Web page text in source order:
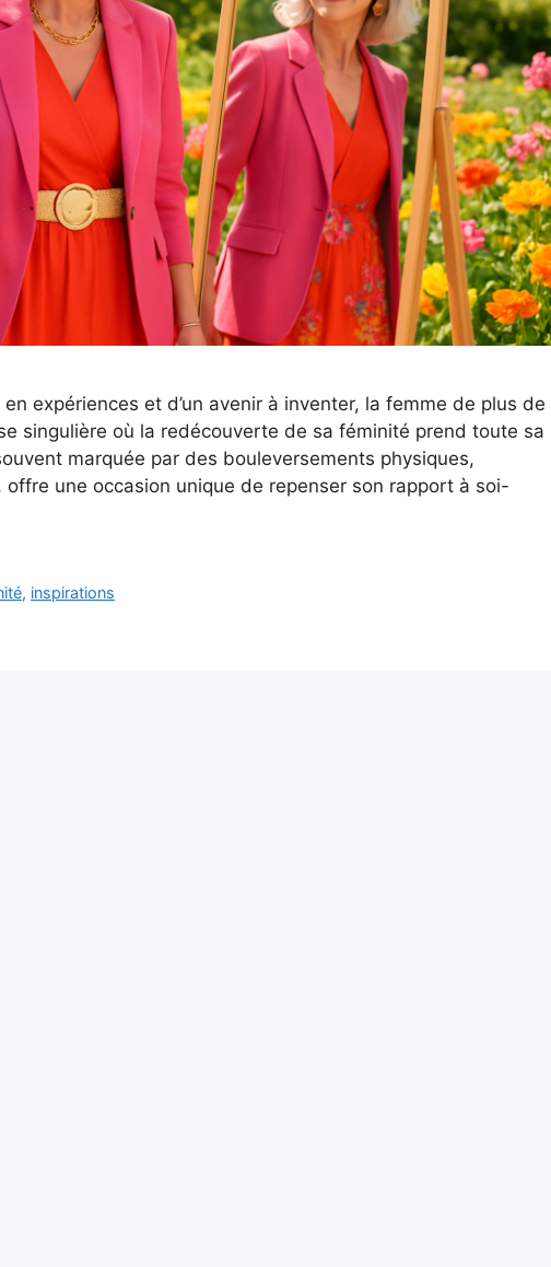
expériences et d’un avenir à inventer, la femme de plus de
singulière où la redécouverte de sa féminité prend toute sa
marquée par des bouleversements physiques,
une occasion unique de repenser son rapport à soi-
, inspirations